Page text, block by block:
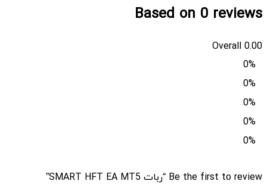
Based on 0 reviews
0.00
Overall
0%
0%
0%
0%
0%
Be the first to review “ربات SMART HFT EA MT5”